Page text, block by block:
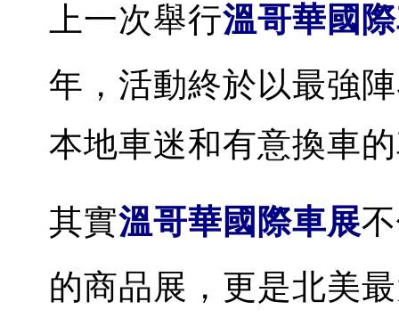
上一次舉行溫哥華國
年，活動終於以最強
本地車迷和有意換車
其實溫哥華國際車展
的商品展，更是北美